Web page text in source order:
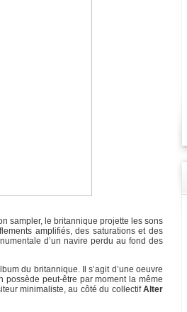
sampler, le britannique projette les sons
amplifiés, des saturations et des
d’un navire perdu au fond des
du britannique. Il s’agit d’une oeuvre
possède peut-être par moment la même
minimaliste, au côté du collectifAlter